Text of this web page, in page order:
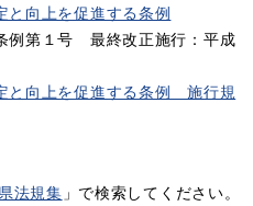
と向上を促進する条例
例第１号 最終改正施行：平成
と向上を促進する条例 施行規
法規集 」で検索してください。